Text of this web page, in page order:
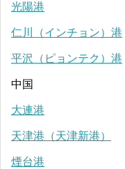
光陽港
仁川（インチョン）港
平沢（ピョンテク）港
中国
大連港
天津港（天津新港）
煙台港